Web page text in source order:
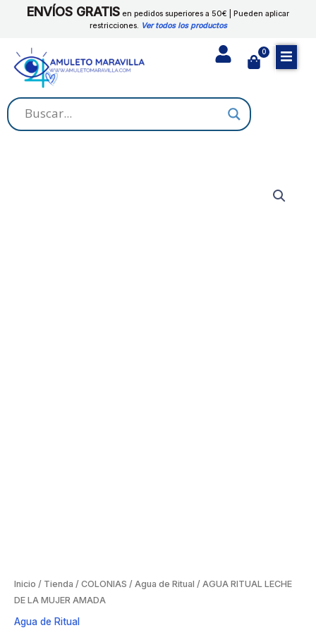
ENVÍOS GRATIS en pedidos superiores a 50€ | Pueden aplicar
restricciones. Ver todos los productos
0
Cart
Inicio / Tienda / COLONIAS / Agua de Ritual / AGUA RITUAL LECHE
DE LA MUJER AMADA
Agua de Ritual
MUJER
AMADA
cantidad